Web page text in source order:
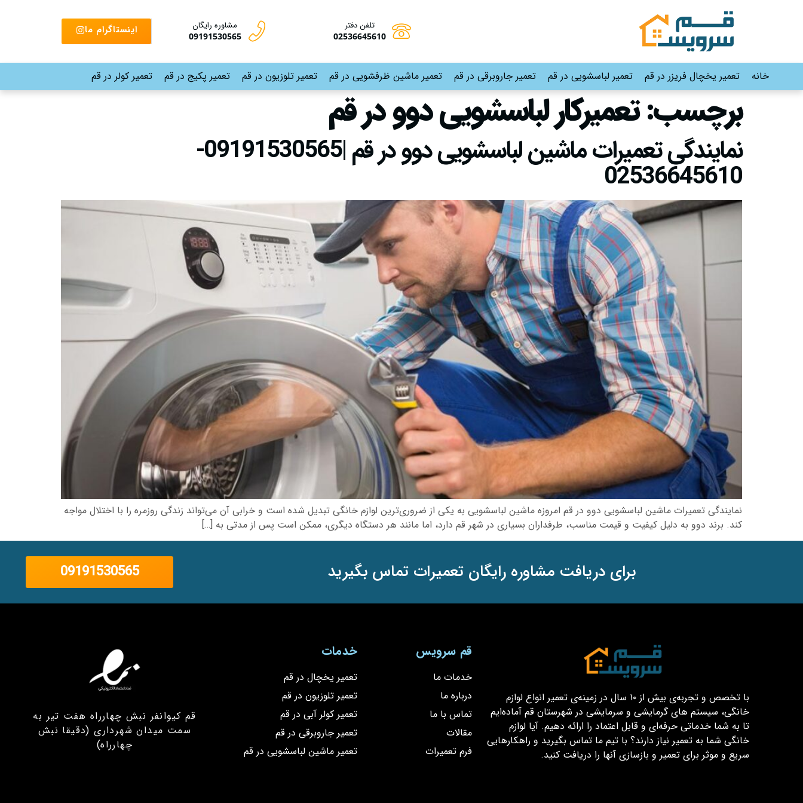
تلفن دفتر
02536645610
مشاوره رایگان
09191530565 اینستاگرام ما
خانه تعمیر یخچال فریزر در قم تعمیر لباسشویی در قم تعمیر جاروبرقی در قم تعمیر ماشین ظرفشویی در قم تعمیر تلوزیون در قم تعمیر پکیج در قم تعمیر کولر در قم
برچسب:تعمیرکار لباسشویی دوو در قم
نمایندگی تعمیرات ماشین لباسشویی دوو در قم |09191530565-
02536645610
نمایندگی تعمیرات ماشین لباسشویی دوو در قم امروزه ماشین لباسشویی به یکی از ضروری‌ترین لوازم خانگی تبدیل شده است و خرابی آن می‌تواند زندگی روزمره را با اختلال مواجه
کند. برند دوو به دلیل کیفیت و قیمت مناسب، طرفداران بسیاری در شهر قم دارد، اما مانند هر دستگاه دیگری، ممکن است پس از مدتی به […]
برای دریافت مشاوره رایگان تعمیرات تماس بگیرید 09191530565
با تخصص و تجربه‌ی بیش از ۱۰ سال در زمینه‌ی تعمیر انواع لوازم
خانگی، سیستم های گرمایشی و سرمایشی در شهرستان قم آماده‌ایم
تا به شما خدماتی حرفه‌ای و قابل اعتماد را ارائه دهیم. آیا لوازم
خانگی شما به تعمیر نیاز دارند؟ با تیم ما تماس بگیرید و راهکارهایی
سریع و موثر برای تعمیر و بازسازی آنها را دریافت کنید.
قم سرویس
خدمات ما
درباره ما
تماس با ما
مقالات
فرم تعمیرات
خدمات
تعمیر یخچال در قم
تعمیر تلوزیون در قم
تعمیر کولر آبی در قم
تعمیر جاروبرقی در قم
تعمیر ماشین لباسشویی در قم
قم کیوانفر نبش چهارراه هفت تیر به
سمت میدان شهرداری (دقیقا نبش
چهارراه)